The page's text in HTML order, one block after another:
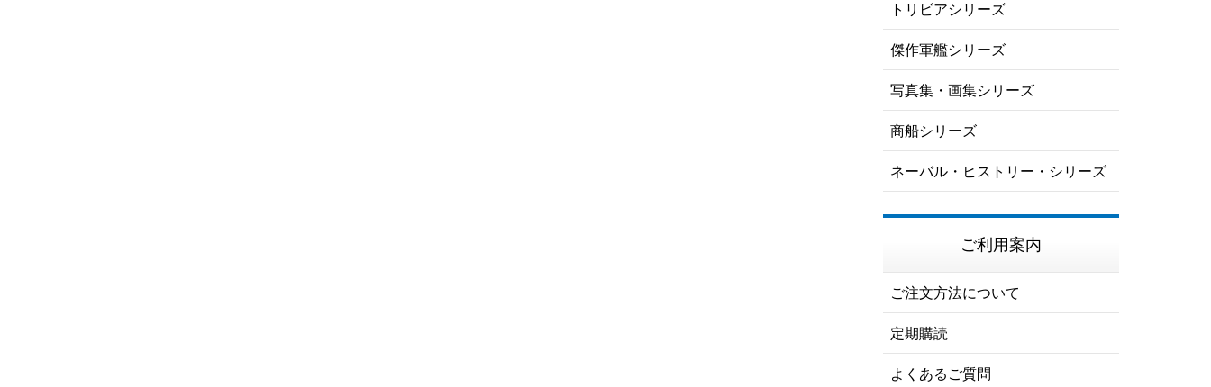
トリビアシリーズ
傑作軍艦シリーズ
写真集・画集シリーズ
商船シリーズ
ネーバル・ヒストリー・シリーズ
ご利用案内
ご注文方法について
定期購読
よくあるご質問